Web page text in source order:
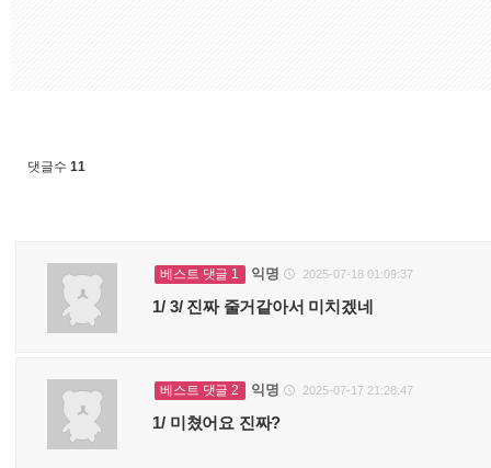
댓글수 11
베스트 댓글 1 익명  2025-07-18 01:09:37
1/ 3/ 진짜 줄거같아서 미치겠네
베스트 댓글 2 익명  2025-07-17 21:28:47
1/ 미쳤어요 진짜?